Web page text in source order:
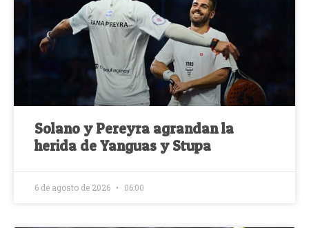
Solano y Pereyra agrandan la
herida de Yanguas y Stupa
6 de agosto de 2026 06:00